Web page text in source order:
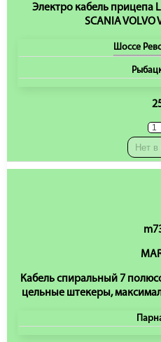
Электро кабель прицепа
SCANIA VOLVO
Шоссе
Нет в
Кабель спиральный 7
цельные штекеры,